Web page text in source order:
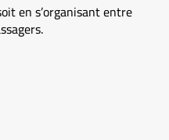
en s’organisant entre